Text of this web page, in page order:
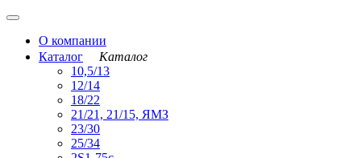
О компании
Каталог
Каталог
10,5/13
12/14
18/22
21/21, 21/15, ЯМЗ
23/30
25/34